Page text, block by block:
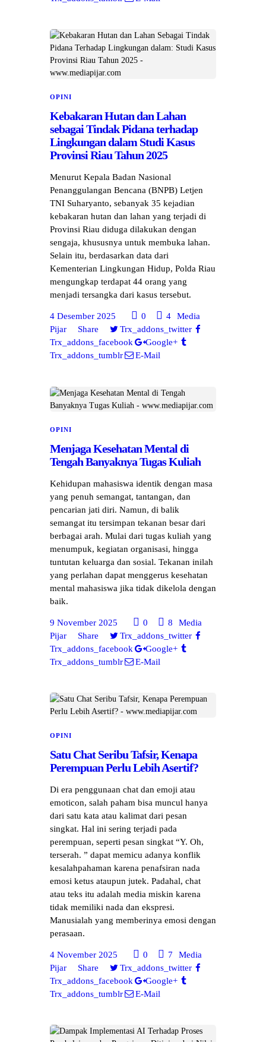
OPINI
Kebakaran Hutan dan Lahan
sebagai Tindak Pidana terhadap
Lingkungan dalam Studi Kasus
Provinsi Riau Tahun 2025
Menurut Kepala Badan Nasional
Penanggulangan Bencana (BNPB) Letjen
TNI Suharyanto, sebanyak 35 kejadian
kebakaran hutan dan lahan yang terjadi di
Provinsi Riau diduga dilakukan dengan
sengaja, khususnya untuk membuka lahan.
Selain itu, berdasarkan data dari
Kementerian Lingkungan Hidup, Polda Riau
mengungkap terdapat 44 orang yang
menjadi tersangka dari kasus tersebut.
4 Desember 2025 0 4
Media
Pijar
Share
Trx_addons_twitter
Trx_addons_facebook
Google+
Trx_addons_tumblr
E-Mail
OPINI
Menjaga Kesehatan Mental di
Tengah Banyaknya Tugas Kuliah
Kehidupan mahasiswa identik dengan masa
yang penuh semangat, tantangan, dan
pencarian jati diri. Namun, di balik
semangat itu tersimpan tekanan besar dari
berbagai arah. Mulai dari tugas kuliah yang
menumpuk, kegiatan organisasi, hingga
tuntutan keluarga dan sosial. Tekanan inilah
yang perlahan dapat menggerus kesehatan
mental mahasiswa jika tidak dikelola dengan
baik.
9 November 2025 0 8
Media
Pijar
Share
Trx_addons_twitter
Trx_addons_facebook
Google+
Trx_addons_tumblr
E-Mail
OPINI
Satu Chat Seribu Tafsir, Kenapa
Perempuan Perlu Lebih Asertif?
Di era penggunaan chat dan emoji atau
emoticon, salah paham bisa muncul hanya
dari satu kata atau kalimat dari pesan
singkat. Hal ini sering terjadi pada
perempuan, seperti pesan singkat “Y. Oh,
terserah. ” dapat memicu adanya konflik
kesalahpahaman karena penafsiran nada
emosi ketus ataupun jutek. Padahal, chat
atau teks itu adalah media miskin karena
tidak memiliki nada dan ekspresi.
Manusialah yang memberinya emosi dengan
perasaan.
4 November 2025 0 7
Media
Pijar
Share
Trx_addons_twitter
Trx_addons_facebook
Google+
Trx_addons_tumblr
E-Mail